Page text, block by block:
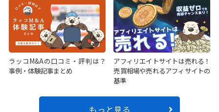
ラッコM&Aの口コミ・評判は？
事例・体験記事まとめ
アフィリエイトサイトは売れる！
売買相場や売れるアフィサイトの
基準
もっと見る